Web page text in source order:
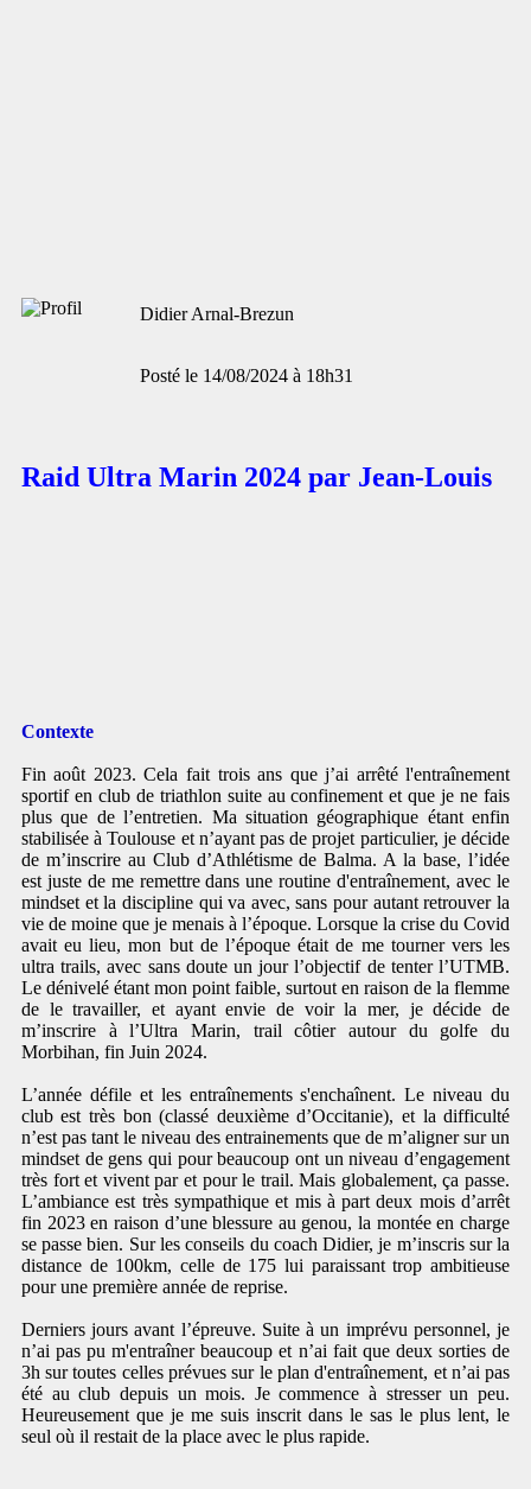
Didier Arnal-Brezun
Posté le 14/08/2024 à 18h31
Raid Ultra Marin 2024 par Jean-Louis
Contexte
Fin août 2023. Cela fait trois ans que j’ai arrêté l'entraînement
sportif en club de triathlon suite au confinement et que je ne fais
plus que de l’entretien. Ma situation géographique étant enfin
stabilisée à Toulouse et n’ayant pas de projet particulier, je décide
de m’inscrire au Club d’Athlétisme de Balma. A la base, l’idée
est juste de me remettre dans une routine d'entraînement, avec le
mindset et la discipline qui va avec, sans pour autant retrouver la
vie de moine que je menais à l’époque. Lorsque la crise du Covid
avait eu lieu, mon but de l’époque était de me tourner vers les
ultra trails, avec sans doute un jour l’objectif de tenter l’UTMB.
Le dénivelé étant mon point faible, surtout en raison de la flemme
de le travailler, et ayant envie de voir la mer, je décide de
m’inscrire à l’Ultra Marin, trail côtier autour du golfe du
Morbihan, fin Juin 2024.
L’année défile et les entraînements s'enchaînent. Le niveau du
club est très bon (classé deuxième d’Occitanie), et la difficulté
n’est pas tant le niveau des entrainements que de m’aligner sur un
mindset de gens qui pour beaucoup ont un niveau d’engagement
très fort et vivent par et pour le trail. Mais globalement, ça passe.
L’ambiance est très sympathique et mis à part deux mois d’arrêt
fin 2023 en raison d’une blessure au genou, la montée en charge
se passe bien. Sur les conseils du coach Didier, je m’inscris sur la
distance de 100km, celle de 175 lui paraissant trop ambitieuse
pour une première année de reprise.
Derniers jours avant l’épreuve. Suite à un imprévu personnel, je
n’ai pas pu m'entraîner beaucoup et n’ai fait que deux sorties de
3h sur toutes celles prévues sur le plan d'entraînement, et n’ai pas
été au club depuis un mois. Je commence à stresser un peu.
Heureusement que je me suis inscrit dans le sas le plus lent, le
seul où il restait de la place avec le plus rapide.